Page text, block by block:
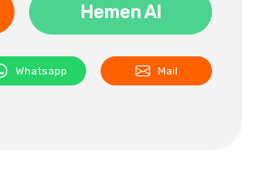
Hemen Al
Whatsapp Mail